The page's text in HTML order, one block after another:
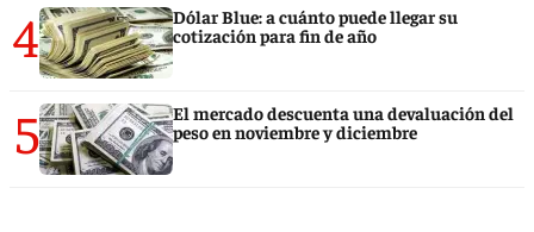
4
Dólar Blue: a cuánto puede llegar su
cotización para fin de año
5
El mercado descuenta una devaluación del
peso en noviembre y diciembre